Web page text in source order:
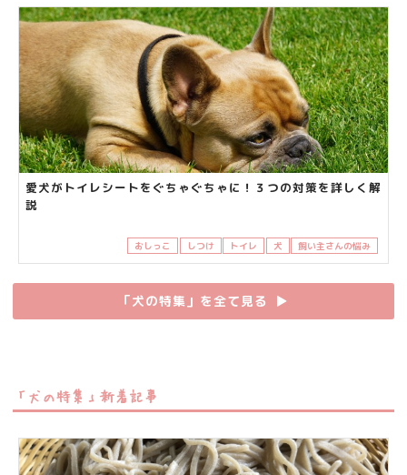
愛犬がトイレシートをぐちゃぐちゃに！３つの対策を詳しく解
説
おしっこ しつけ トイレ 犬 飼い主さんの悩み
「犬の特集」を全て見る ▶︎
「犬の特集」新着記事